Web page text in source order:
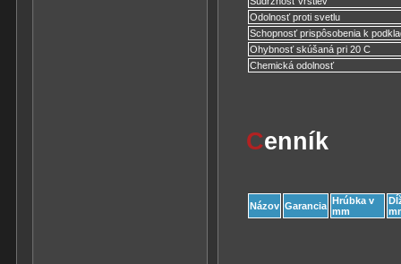
Odolnosť proti svetlu
Schopnosť prispôsobenia k
Ohybnosť skúšaná pri 20 C
Chemická odolnosť
Cenník
Názov Garancia Hrúbka v
mm